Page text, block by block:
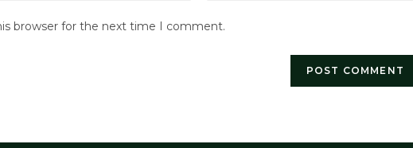
URL
browser for the next time I comment.